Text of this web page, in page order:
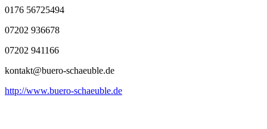
0176 56725494
07202 936678
07202 941166
kontakt@buero-schaeuble.de
http://www.buero-schaeuble.de